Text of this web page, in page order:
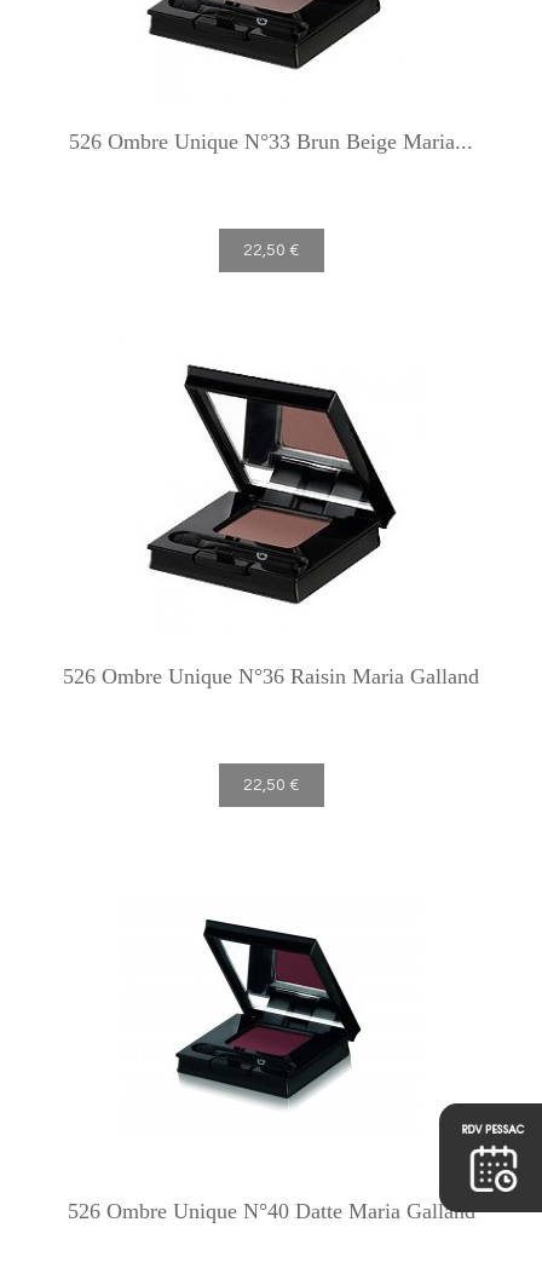
526 Ombre Unique N°33 Brun Beige Maria...
22,50 €
526 Ombre Unique N°36 Raisin Maria Galland
22,50 €
526 Ombre Unique N°40 Datte Maria Galland